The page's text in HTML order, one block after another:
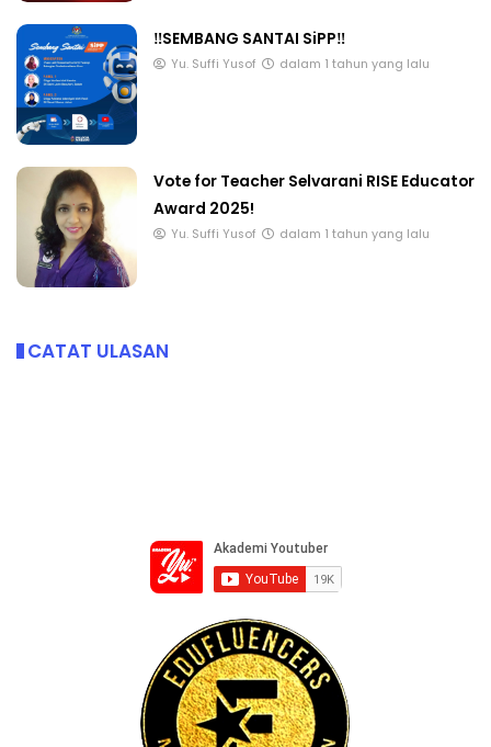
‼️SEMBANG SANTAI SiPP‼️
Yu. Suffi Yusof dalam 1 tahun yang lalu
Vote for Teacher Selvarani RISE Educator
Award 2025!
Yu. Suffi Yusof dalam 1 tahun yang lalu
CATAT ULASAN